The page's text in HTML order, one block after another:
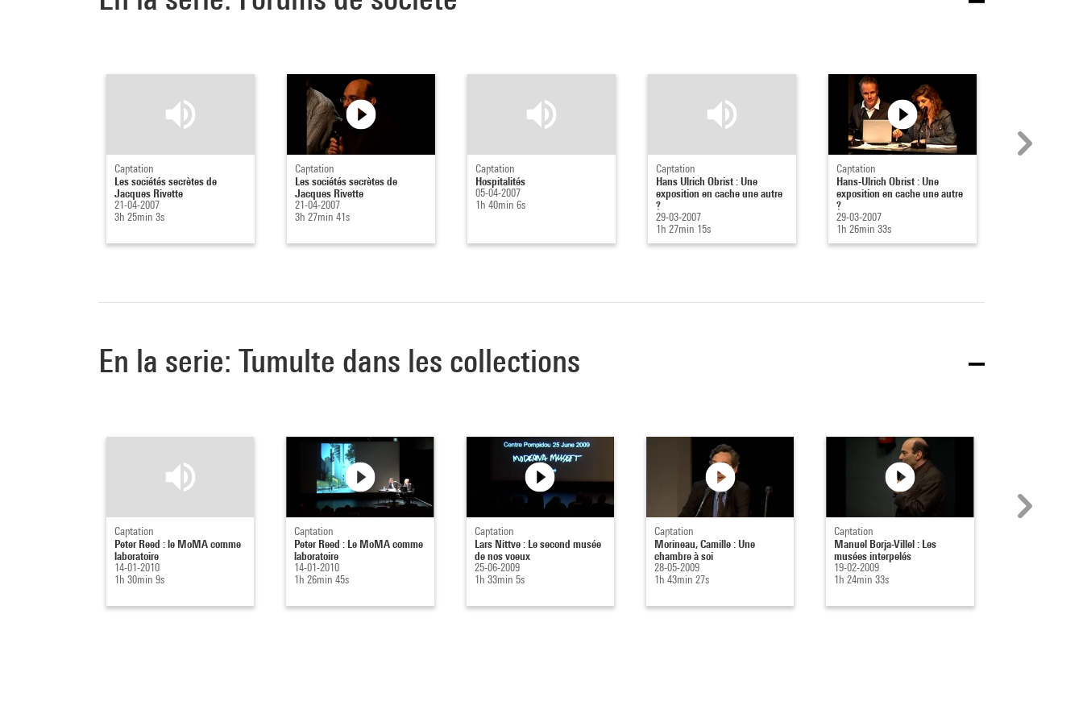
Captation
Les sociétés secrètes de
Jacques Rivette
21-04-2007
3h 25min 3s
Captation
Les sociétés secrètes de
Jacques Rivette
21-04-2007
3h 27min 41s
Captation
Hospitalités
05-04-2007
1h 40min 6s
Captation
Hans Ulrich Obrist : Une
exposition en cache une autre
?
29-03-2007
1h 27min 15s
Captation
Hans-Ulrich Obrist : Une
exposition en cache une autre
?
29-03-2007
1h 26min 33s
En la serie: Tumulte dans les collections
Captation
Peter Reed : le MoMA comme
laboratoire
14-01-2010
1h 30min 9s
Captation
Peter Reed : Le MoMA comme
laboratoire
14-01-2010
1h 26min 45s
Captation
Lars Nittve : Le second musée
de nos voeux
25-06-2009
1h 33min 5s
Captation
Morineau, Camille : Une
chambre à soi
28-05-2009
1h 43min 27s
Captation
Manuel Borja-Villel : Les
musées interpelés
19-02-2009
1h 24min 33s